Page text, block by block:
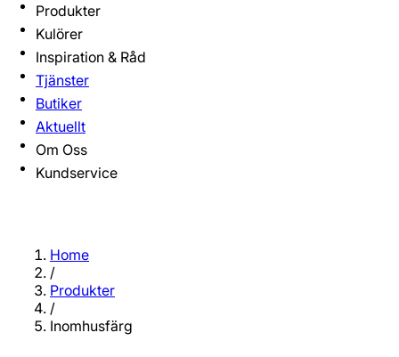
Produkter
Kulörer
Inspiration & Råd
Tjänster
Butiker
Aktuellt
Om Oss
Kundservice
Home
/
Produkter
/
Inomhusfärg